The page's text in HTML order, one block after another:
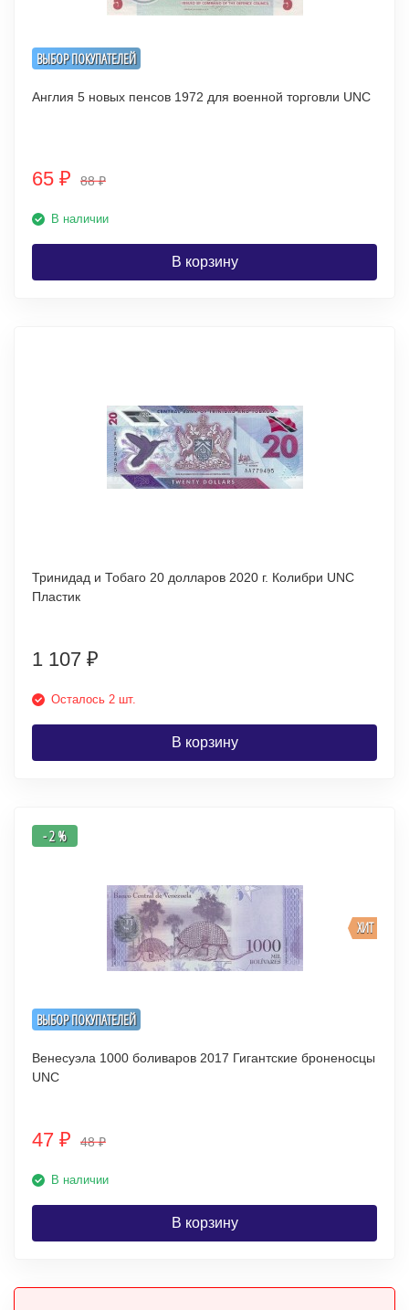
ВЫБОР ПОКУПАТЕЛЕЙ
Англия 5 новых пенсов 1972 для военной торговли UNC
65 ₽ 88₽
В наличии
В корзину
Тринидад и Тобаго 20 долларов 2020 г. Колибри UNC
Пластик
1 107 ₽
Осталось 2 шт.
В корзину
ВЫБОР ПОКУПАТЕЛЕЙ
ХИТ
- 2 %
Венесуэла 1000 боливаров 2017 Гигантские броненосцы
UNC
47 ₽ 48₽
В наличии
В корзину